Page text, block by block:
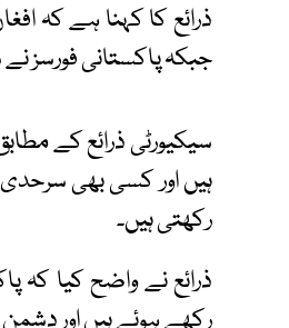
ذرائع کا کہنا ہے کہ
جبکہ پاکستانی فورسز
سیکیورٹی ذرائع کے
ہیں اور کسی بھی
رکھتی ہیں۔
ذرائع نے واضح کیا کہ
رکھے ہوئے ہیں اور